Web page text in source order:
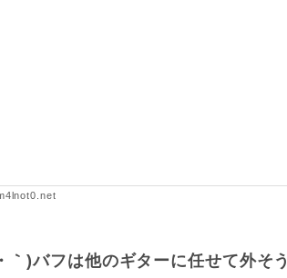
｀)バフは他のギターに任せて外そう